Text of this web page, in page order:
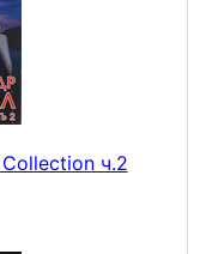
ч.2